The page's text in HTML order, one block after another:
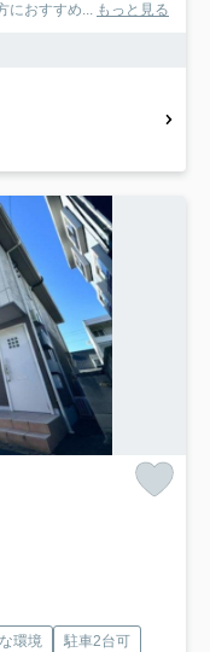
におすすめ... もっと見る
環境
駐車2台可